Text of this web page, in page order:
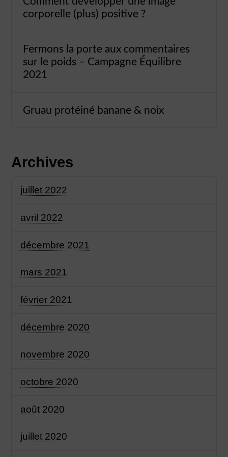
corporelle (plus) positive ?
Fermons la porte aux commentaires
sur le poids – Campagne Équilibre
2021
Gruau protéiné banane & noix
Archives
juillet 2022
avril 2022
décembre 2021
mars 2021
février 2021
décembre 2020
novembre 2020
octobre 2020
août 2020
juillet 2020